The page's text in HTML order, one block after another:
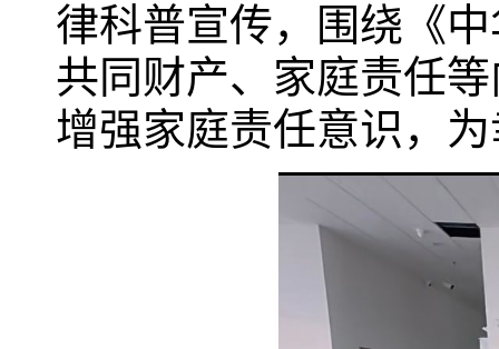
律科普宣传，围绕《
共同财产、家庭责任
增强家庭责任意识，